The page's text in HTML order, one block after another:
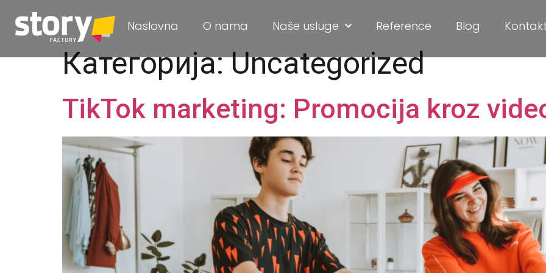
Naslovna O nama Naše usluge Reference Blog
Категорија:Uncategorized
TikTok marketing: Promocija kroz